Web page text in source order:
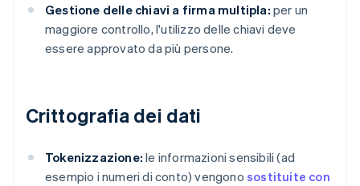
Gestione delle chiavi a firma multipla: per un
maggiore controllo, l'utilizzo delle chiavi deve
essere approvato da più persone.
Crittografia dei dati
Tokenizzazione: le informazioni sensibili (ad
esempio i numeri di conto) vengono sostituite con